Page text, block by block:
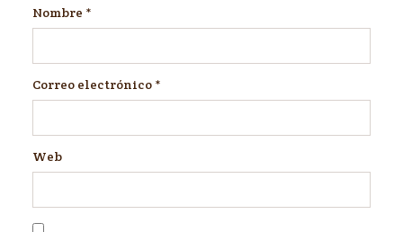
Nombre *
Correo electrónico *
Web